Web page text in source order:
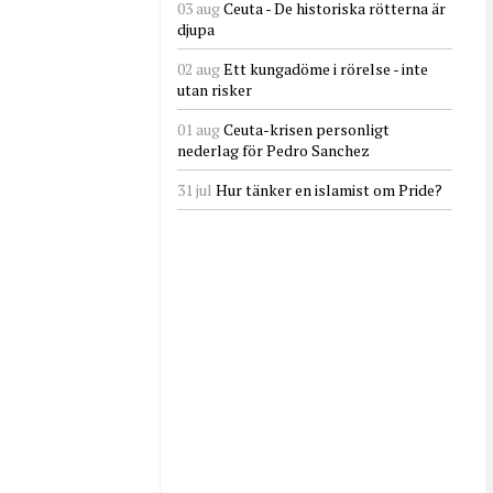
03 augCeuta - De historiska rötterna är
djupa
02 augEtt kungadöme i rörelse - inte
utan risker
01 augCeuta-krisen personligt
nederlag för Pedro Sanchez
31 jul Hur tänker en islamist om Pride?